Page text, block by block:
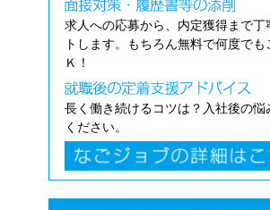
求人への応募から、内定獲得まで丁
トします。もちろん無料で何度でも
Ｋ！
長く働き続けるコツは？入社後の悩
ください。